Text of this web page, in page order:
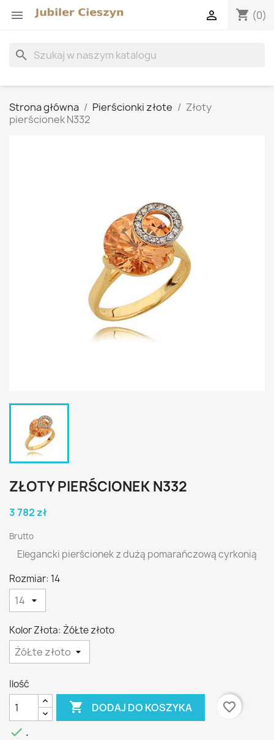
 shopping_cart (0)

search
Strona główna Pierścionki złote
Złoty
pierścionek N332
ZŁOTY PIERŚCIONEK N332
3 782 zł
Brutto
Elegancki pierścionek z dużą pomarańczową cyrkonią
Rozmiar: 14
Kolor Złota: ŻóŁte złoto
Ilość
 DODAJ DO KOSZYKA
favorite_border
 .